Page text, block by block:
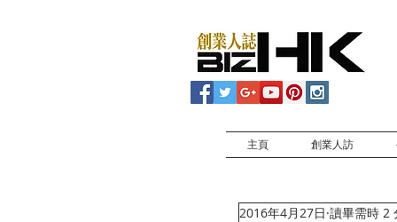
主頁 創業人訪
2016年4月27日 讀畢需時 2